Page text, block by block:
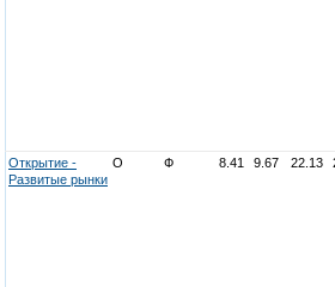
Открытие -
Развитые рынки
О Ф 8.41 9.67 22.13